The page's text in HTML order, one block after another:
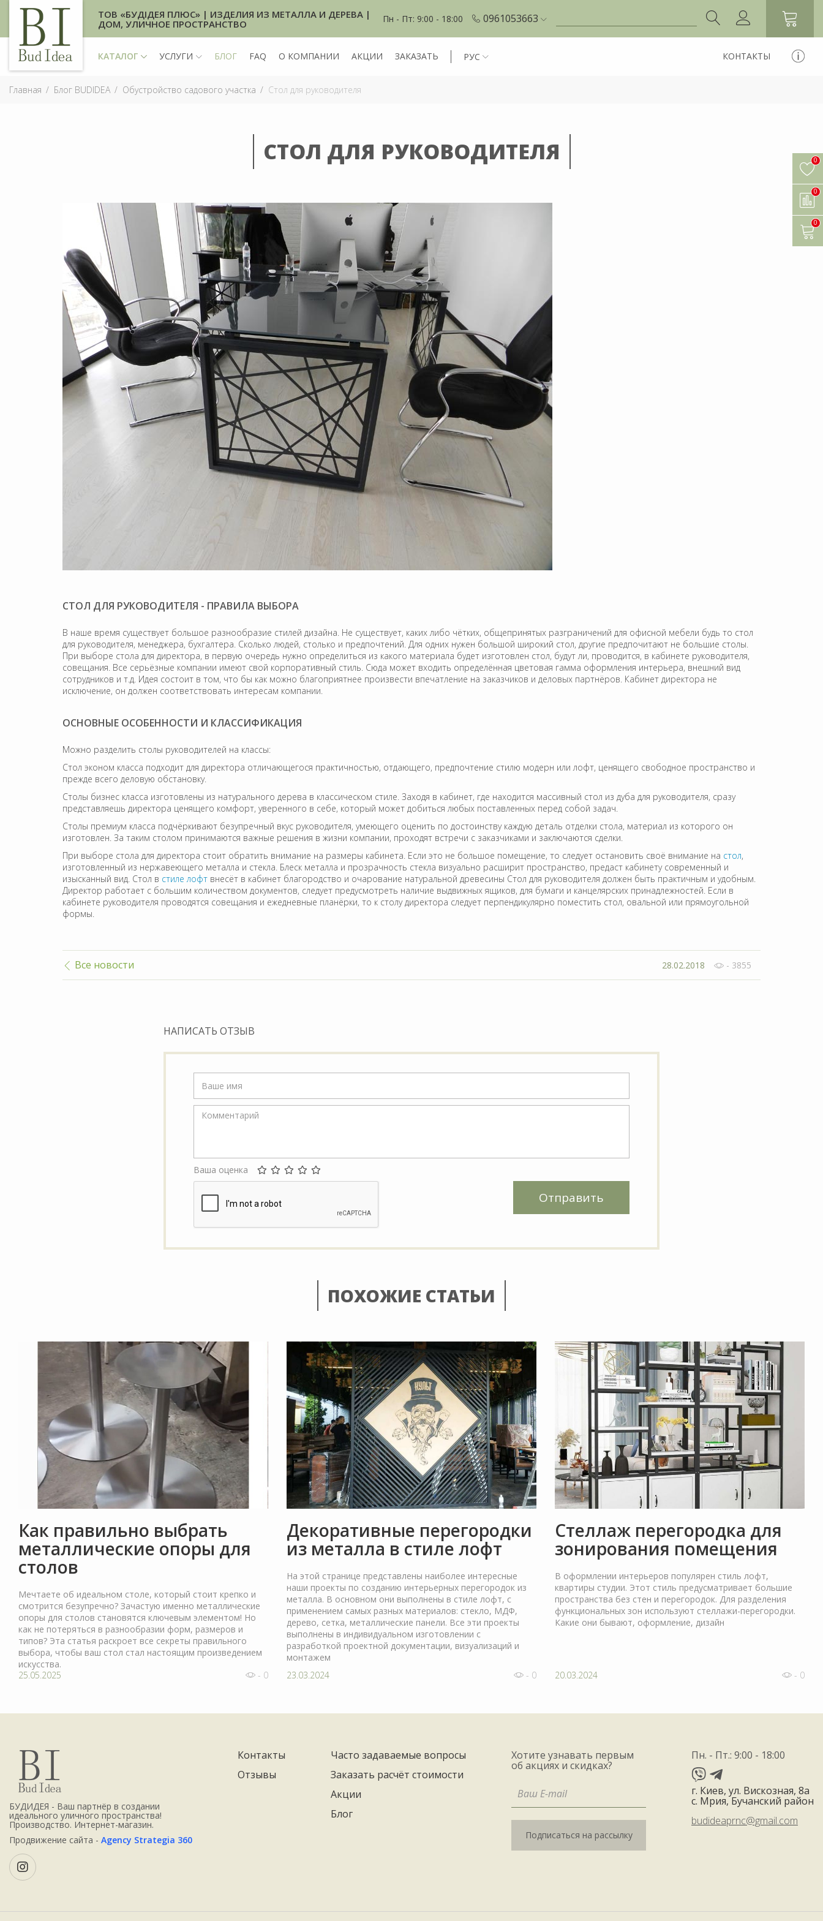
ТОВ «БУДІДЕЯ ПЛЮС» | ИЗДЕЛИЯ ИЗ МЕТАЛЛА И ДЕРЕВА |
ДОМ, УЛИЧНОЕ ПРОСТРАНСТВО
Пн - Пт: 9:00 - 18:00 0961053663
КАТАЛОГ УСЛУГИ БЛОГ FAQ О КОМПАНИИ АКЦИИ ЗАКАЗАТЬ РУС КОНТАКТЫ
Главная Блог BUDIDEA Обустройство садового участка Cтол для руководителя
CТОЛ ДЛЯ РУКОВОДИТЕЛЯ
СТОЛ ДЛЯ РУКОВОДИТЕЛЯ - ПРАВИЛА ВЫБОРА
В наше время существует большое разнообразие стилей дизайна. Не существует, каких либо чётких, общепринятых разграничений для офисной мебели будь то стол
для руководителя, менеджера, бухгалтера. Сколько людей, столько и предпочтений. Для одних нужен большой широкий стол, другие предпочитают не большие столы.
При выборе стола для директора, в первую очередь нужно определиться из какого материала будет изготовлен стол, будут ли, проводится, в кабинете руководителя,
совещания. Все серьёзные компании имеют свой корпоративный стиль. Сюда может входить определённая цветовая гамма оформления интерьера, внешний вид
сотрудников и т.д. Идея состоит в том, что бы как можно благоприятнее произвести впечатление на заказчиков и деловых партнёров. Кабинет директора не
исключение, он должен соответствовать интересам компании.
ОСНОВНЫЕ ОСОБЕННОСТИ И КЛАССИФИКАЦИЯ
Можно разделить столы руководителей на классы:
Стол эконом класса подходит для директора отличающегося практичностью, отдающего, предпочтение стилю модерн или лофт, ценящего свободное пространство и
прежде всего деловую обстановку.
Столы бизнес класса изготовлены из натурального дерева в классическом стиле. Заходя в кабинет, где находится массивный стол из дуба для руководителя, сразу
представляешь директора ценящего комфорт, уверенного в себе, который может добиться любых поставленных перед собой задач.
Столы премиум класса подчёркивают безупречный вкус руководителя, умеющего оценить по достоинству каждую деталь отделки стола, материал из которого он
изготовлен. За таким столом принимаются важные решения в жизни компании, проходят встречи с заказчиками и заключаются сделки.
При выборе стола для директора стоит обратить внимание на размеры кабинета. Если это не большое помещение, то следует остановить своё внимание на стол,
изготовленный из нержавеющего металла и стекла. Блеск металла и прозрачность стекла визуально расширит пространство, предаст кабинету современный и
изысканный вид. Стол в стиле лофт внесёт в кабинет благородство и очарование натуральной древесины Стол для руководителя должен быть практичным и удобным.
Директор работает с большим количеством документов, следует предусмотреть наличие выдвижных ящиков, для бумаги и канцелярских принадлежностей. Если в
кабинете руководителя проводятся совещания и ежедневные планёрки, то к столу директора следует перпендикулярно поместить стол, овальной или прямоугольной
формы.
Все новости 28.02.2018 - 3855
НАПИСАТЬ ОТЗЫВ
Ваша оценка
Отправить
ПОХОЖИЕ СТАТЬИ
Как правильно выбрать
металлические опоры для
столов
Мечтаете об идеальном столе, который стоит крепко и
смотрится безупречно? Зачастую именно металлические
опоры для столов становятся ключевым элементом! Но
как не потеряться в разнообразии форм, размеров и
типов? Эта статья раскроет все секреты правильного
выбора, чтобы ваш стол стал настоящим произведением
искусства.
25.05.2025
- 0
Декоративные перегородки
из металла в стиле лофт
На этой странице представлены наиболее интересные
наши проекты по созданию интерьерных перегородок из
металла. В основном они выполнены в стиле лофт, с
применением самых разных материалов: стекло, МДФ,
дерево, сетка, металлические панели. Все эти проекты
выполнены в индивидуальном изготовлении с
разработкой проектной документации, визуализаций и
монтажем
23.03.2024
- 0
Стеллаж перегородка для
зонирования помещения
В оформлении интерьеров популярен стиль лофт,
квартиры студии. Этот стиль предусматривает большие
пространства без стен и перегородок. Для разделения
функциональных зон используют стеллажи-перегородки.
Какие они бывают, оформление, дизайн
20.03.2024 - 0
БУДИДЕЯ - Ваш партнёр в создании
идеального уличного пространства!
Производство. Интернет-магазин.
Продвижение сайта - Agency Strategia 360
Контакты
Отзывы
Часто задаваемые вопросы
Заказать расчёт стоимости
Акции
Блог
Хотите узнавать первым
об акциях и скидках?
Подписаться на рассылку
Пн. - Пт.: 9:00 - 18:00
г. Киев, ул. Вискозная, 8а
с. Мрия, Бучанский район
budideaprnc@gmail.com
0
0
0